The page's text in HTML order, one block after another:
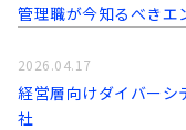
管理職が今知るべきエ
経営層向けダイバーシ
社
2026.04.17